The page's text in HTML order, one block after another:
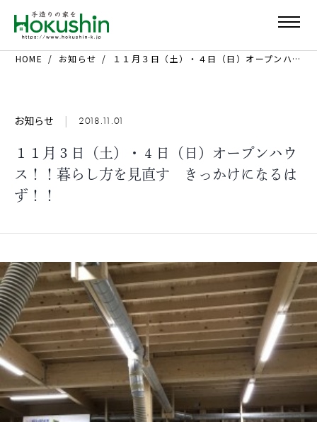
HOME お知らせ １１月３日（土）・４日（日）オープンハウス！！暮らし方を見直す きっかけになるはず！！
お知らせ | 2018.11.01
１１月３日（土）・４日（日）オープンハウ
ス！！暮らし方を見直す きっかけになるは
ず！！